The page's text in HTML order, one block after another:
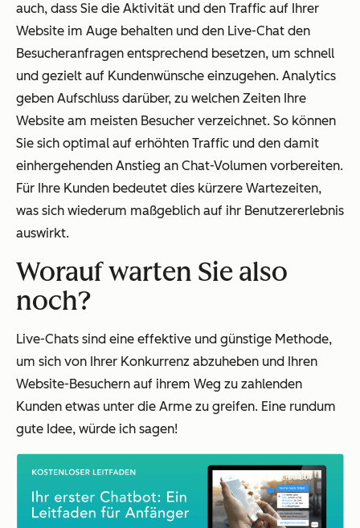
auch, dass Sie die Aktivität und den Traffic auf Ihrer
Website im Auge behalten und den Live-Chat den
Besucheranfragen entsprechend besetzen, um schnell
und gezielt auf Kundenwünsche einzugehen. Analytics
geben Aufschluss darüber, zu welchen Zeiten Ihre
Website am meisten Besucher verzeichnet. So können
Sie sich optimal auf erhöhten Traffic und den damit
einhergehenden Anstieg an Chat-Volumen vorbereiten.
Für Ihre Kunden bedeutet dies kürzere Wartezeiten,
was sich wiederum maßgeblich auf ihr Benutzererlebnis
auswirkt.
Worauf warten Sie also
noch?
Live-Chats sind eine effektive und günstige Methode,
um sich von Ihrer Konkurrenz abzuheben und Ihren
Website-Besuchern auf ihrem Weg zu zahlenden
Kunden etwas unter die Arme zu greifen. Eine rundum
gute Idee, würde ich sagen!